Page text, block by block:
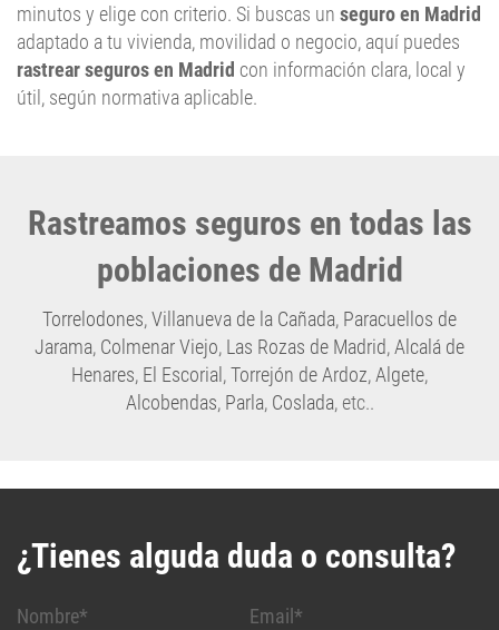
minutos y elige con criterio. Si buscas un seguro en Madrid
adaptado a tu vivienda, movilidad o negocio, aquí puedes
rastrear seguros en Madrid con información clara, local y
útil, según normativa aplicable.
Rastreamos seguros en todas las
poblaciones de Madrid
Torrelodones,Villanueva de la Cañada, Paracuellos de
Jarama, Colmenar Viejo, Las Rozas de Madrid,Alcalá de
Henares, El Escorial ,Torrejón de Ardoz,Algete,
Alcobendas, Parla, Coslada, etc..
¿Tienes alguda duda o consulta?
Nombre* Email*